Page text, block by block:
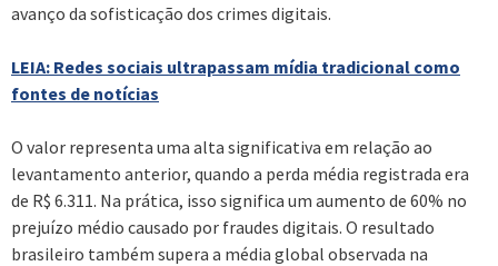
avanço da sofisticação dos crimes digitais.
LEIA: Redes sociais ultrapassam mídia tradicional como
fontes de notícias
O valor representa uma alta significativa em relação ao
levantamento anterior, quando a perda média registrada era
de R$ 6.311. Na prática, isso significa um aumento de 60% no
prejuízo médio causado por fraudes digitais. O resultado
brasileiro também supera a média global observada na